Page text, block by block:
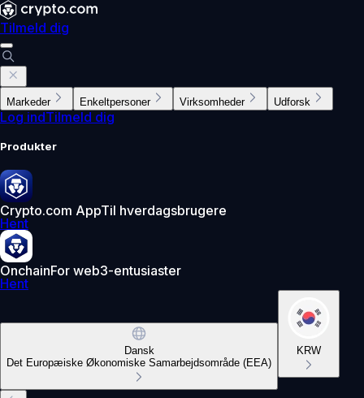
Tilmeld dig
Markeder Enkeltpersoner Virksomheder Udforsk
Log indTilmeld dig
Produkter
Crypto.com AppTil hverdagsbrugere
Hent
OnchainFor web3-entusiaster
Hent
Dansk
Det Europæiske Økonomiske Samarbejdsområde (EEA)
KRW